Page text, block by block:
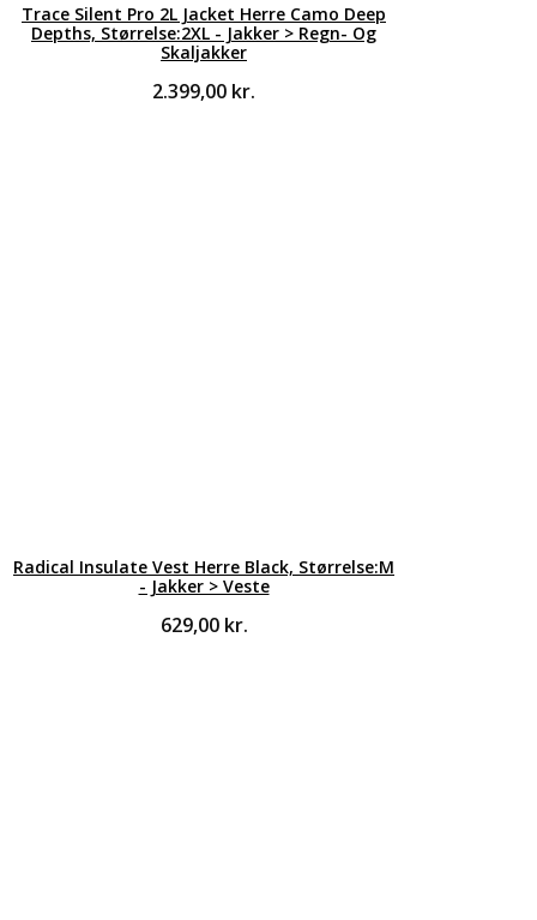
Trace Silent Pro 2L Jacket Herre Camo Deep
Depths, Størrelse:2XL - Jakker > Regn- Og
Skaljakker
2.399,00 kr.
Radical Insulate Vest Herre Black, Størrelse:M
- Jakker > Veste
629,00 kr.